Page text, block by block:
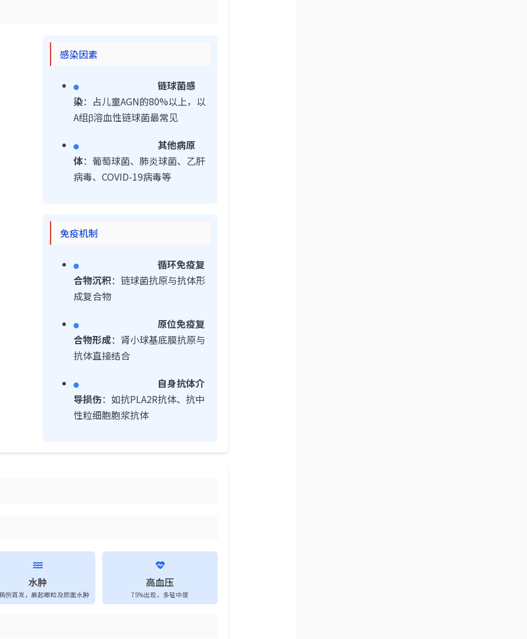
感染因素
链球菌感
染：占儿童AGN的80%以上，以
A组β溶血性链球菌最常见
其他病原
体：葡萄球菌、肺炎球菌、乙肝
病毒、COVID-19病毒等
免疫机制
循环免疫复
合物沉积：链球菌抗原与抗体形
成复合物
原位免疫复
合物形成：肾小球基底膜抗原与
抗体直接结合
自身抗体介
导损伤：如抗PLA2R抗体、抗中
性粒细胞胞浆抗体
水肿
例首发，晨起眼睑及颜面水肿
高血压
75%出现，多轻中度